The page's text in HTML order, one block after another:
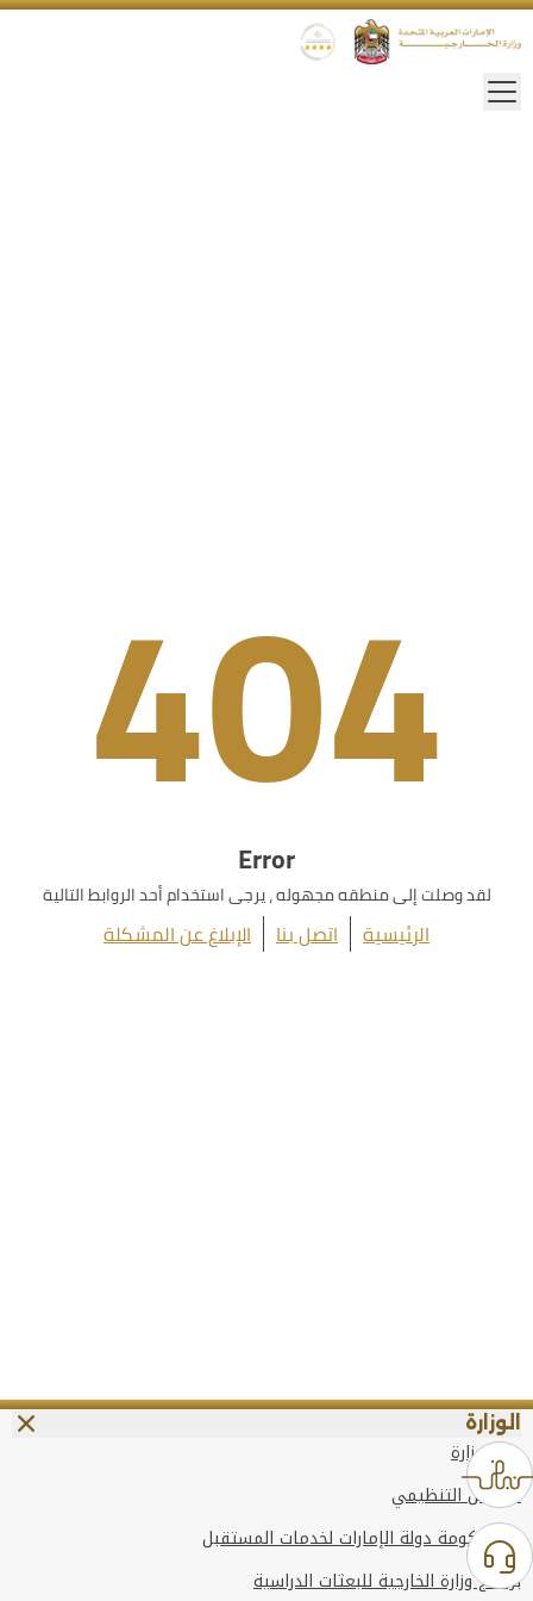
404
Error
لقد وصلت إلى منطقه مجهوله ، يرجى استخدام أحد الروابط التالية
الرئيسية اتصل بنا الإبلاغ عن المشكلة
الوزارة
عن الوزارة
الهيكل التنظيمي
وعد حكومة دولة الإمارات لخدمات المستقبل
برنامج وزارة الخارجية للبعثات الدراسية